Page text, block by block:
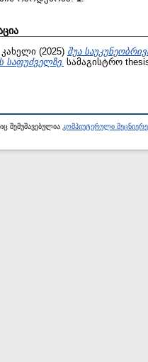
(2025) შუა
საფუძველზე. სამაგისტრო
შემუშავებულია კომპიუტერული